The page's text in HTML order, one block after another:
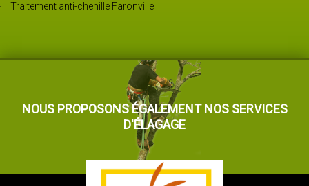
Traitement anti-chenille Faronville
NOUS PROPOSONS ÉGALEMENT NOS SERVICES
D'ÉLAGAGE